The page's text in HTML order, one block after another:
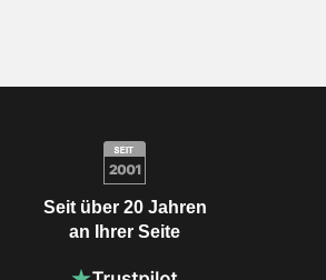
Seit über 20 Jahren
an Ihrer Seite